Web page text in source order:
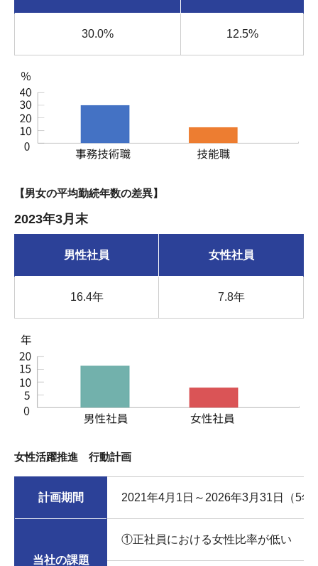
30.0% 12.5%
【男女の平均勤続年数の差異】
2023年3月末
男性社員 女性社員
16.4年 7.8年
女性活躍推進 行動計画
計画期間 2021年4月1日～2026年3月31日（5年
当社の課題
①正社員における女性比率が低い